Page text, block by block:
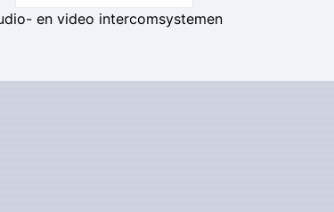
en video intercomsystemen